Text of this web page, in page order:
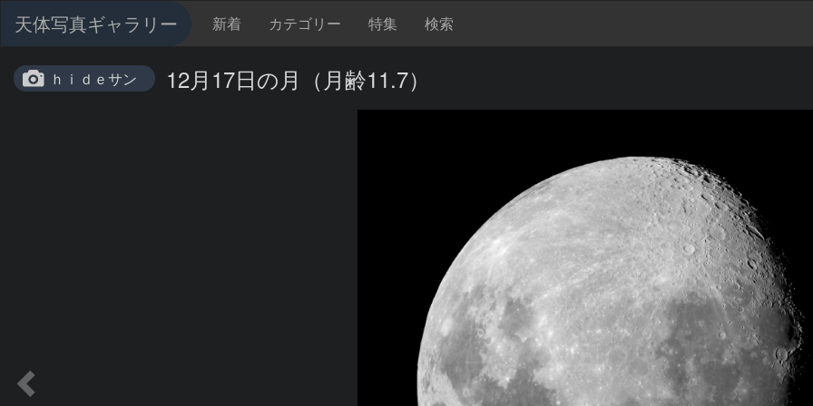
天体写真ギャラリー 新着 カテゴリー 特集 検索
ｈｉｄｅサン 12月17日の月（月齢11.7）